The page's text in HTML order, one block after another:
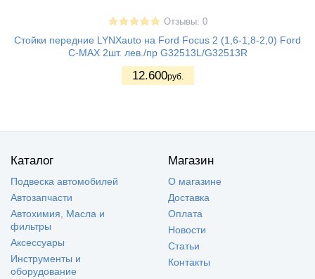
Отзывы: 0
Стойки передние LYNXauto на Ford Focus 2 (1,6-1,8-2,0) Ford
C-MAX 2шт. лев./пр G32513L/G32513R
12.600руб.
Каталог
Подвеска автомобилей
Автозапчасти
Автохимия, Масла и
фильтры
Аксессуары
Инструменты и
оборудование
Магазин
О магазине
Доставка
Оплата
Новости
Статьи
Контакты